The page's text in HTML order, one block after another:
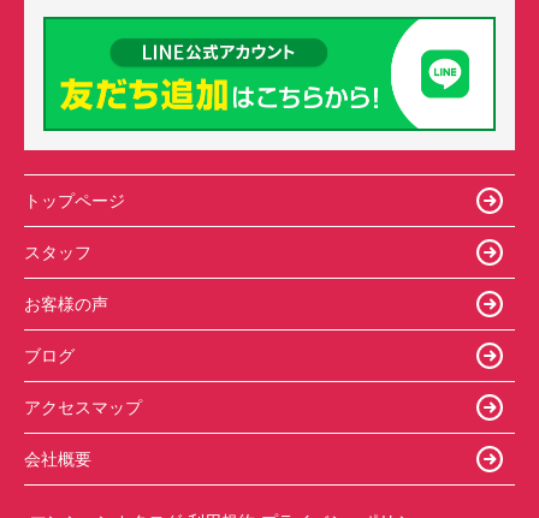
トップページ
スタッフ
お客様の声
ブログ
アクセスマップ
会社概要